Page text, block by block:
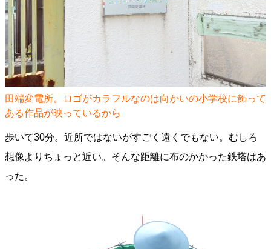
田端変電所。ロゴがカラフルなのは向かいの小学校に飾って
ある作品が映っているから
歩いて30分。近所ではないがすごく遠くでもない。むしろ
想像よりちょっと近い。そんな距離に布のかかった鉄塔はあ
った。